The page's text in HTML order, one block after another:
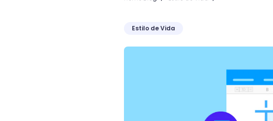
Estilo de Vida
¿Cómo hacer fotos tamaño carnet en